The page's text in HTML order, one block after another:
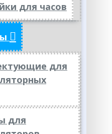
для часов
для
для